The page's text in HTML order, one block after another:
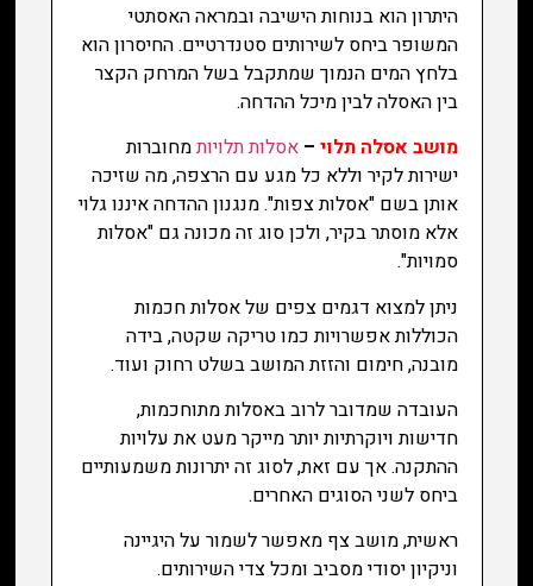
היתרון הוא בנוחות הישיבה ובמראה האסתטי
המשופר ביחס לשירותים סטנדרטיים. החיסרון הוא
בלחץ המים הנמוך שמתקבל בשל המרחק הקצר
בין האסלה לבין מיכל ההדחה.
מושב אסלה תלוי –אסלות תלויותמחוברות
ישירות לקיר וללא כל מגע עם הרצפה, מה שזיכה
אותן בשם "אסלות צפות". מנגנון ההדחה איננו גלוי
אלא מוסתר בקיר, ולכן סוג זה מכונה גם "אסלות
סמויות".
ניתן למצוא דגמים צפים של אסלות חכמות
הכוללות אפשרויות כמו טריקה שקטה, בידה
מובנה, חימום והזזת המושב בשלט רחוק ועוד.
העובדה שמדובר לרוב באסלות מתוחכמות,
חדישות ויוקרתיות יותר מייקר מעט את עלויות
ההתקנה. אך עם זאת, לסוג זה יתרונות משמעותיים
ביחס לשני הסוגים האחרים.
ראשית, מושב צף מאפשר לשמור על היגיינה
וניקיון יסודי מסביב ומכל צדי השירותים.